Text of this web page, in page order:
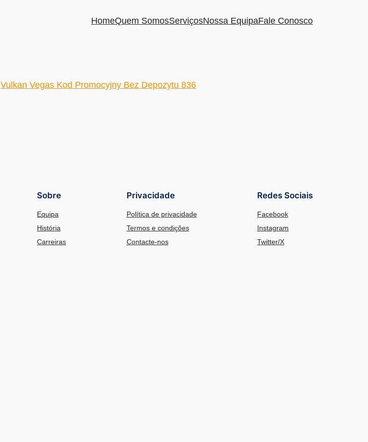
HomeQuem SomosServiçosNossa EquipaFale Conosco
Vulkan Vegas Kod Promocyjny Bez Depozytu 836
Sobre
Equipa
História
Carreiras
Privacidade
Política de privacidade
Termos e condições
Contacte-nos
Redes Sociais
Facebook
Instagram
Twitter/X